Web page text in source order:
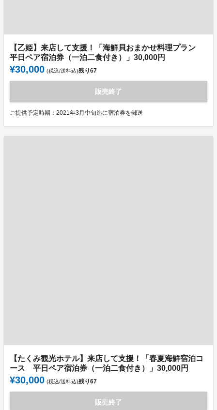
【乙姫】来店して支援！「海鮮貝おまかせ料理プラン
平日ペア宿泊券（一泊二食付き）」30,000円
¥30,000 (税込/送料込)残り67
販売終了
ご提供予定時期：2021年3月中旬迄に宿泊券を郵送
【たくみ観光ホテル】来店して支援！「春夏海鮮宿泊コ
ース 平日ペア宿泊券（一泊二食付き）」30,000円
¥30,000 (税込/送料込)残り67
販売終了